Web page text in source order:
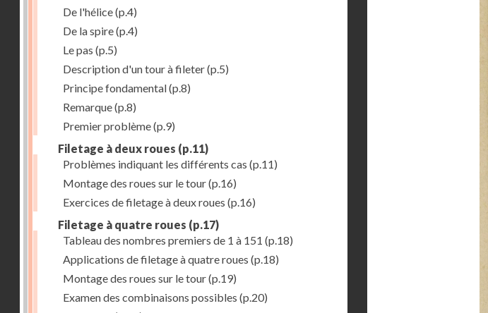
De l'hélice(p.4)
De la spire(p.4)
Le pas (p.5)
Description d'un tour à fileter(p.5)
Principe fondamental(p.8)
Remarque(p.8)
Premier problème(p.9)
Filetage à deux roues (p.11)
Problèmes indiquant les différents cas (p.11)
Montage des roues sur le tour(p.16)
Exercices de filetage à deux roues (p.16)
Filetage à quatre roues (p.17)
Tableau des nombres premiers de 1 à 151 (p.18)
Applications de filetage à quatre roues (p.18)
Montage des roues sur le tour(p.19)
Examen des combinaisons possibles (p.20)